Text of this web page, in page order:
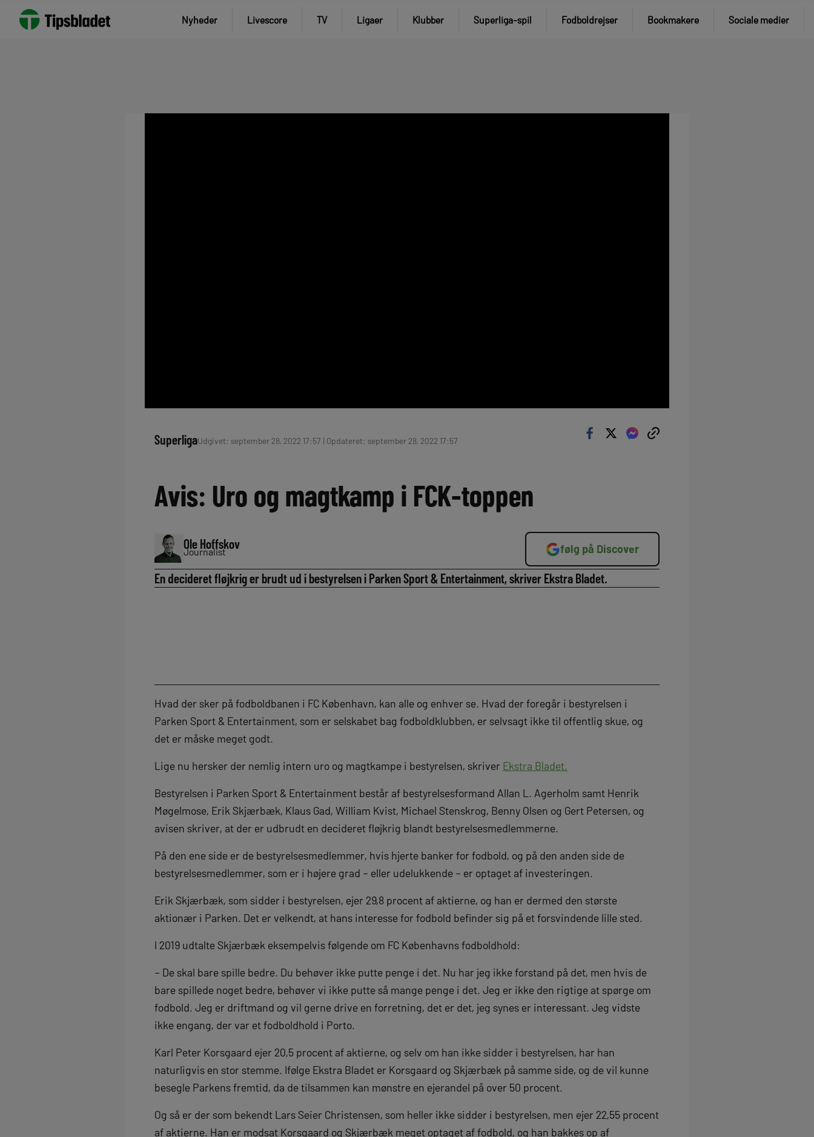
Nyheder Livescore TV Ligaer Klubber Superliga-spil Fodboldrejser Bookmakere Sociale medier
SuperligaUdgivet: september 28, 2022 17:57 | Opdateret: september 28, 2022 17:57
Avis: Uro og magtkamp i FCK-toppen
Ole Hoffskov
Journalist følg på Discover
En decideret fløjkrig er brudt ud i bestyrelsen i Parken Sport & Entertainment, skriver Ekstra Bladet.
Hvad der sker på fodboldbanen i FC København, kan alle og enhver se. Hvad der foregår i bestyrelsen i
Parken Sport & Entertainment, som er selskabet bag fodboldklubben, er selvsagt ikke til offentlig skue, og
det er måske meget godt.
Lige nu hersker der nemlig intern uro og magtkampe i bestyrelsen, skriver Ekstra Bladet.
Bestyrelsen i Parken Sport & Entertainment består af bestyrelsesformand Allan L. Agerholm samt Henrik
Møgelmose, Erik Skjærbæk, Klaus Gad, William Kvist, Michael Stenskrog, Benny Olsen og Gert Petersen, og
avisen skriver, at der er udbrudt en decideret fløjkrig blandt bestyrelsesmedlemmerne.
På den ene side er de bestyrelsesmedlemmer, hvis hjerte banker for fodbold, og på den anden side de
bestyrelsesmedlemmer, som er i højere grad – eller udelukkende – er optaget af investeringen.
Erik Skjærbæk, som sidder i bestyrelsen, ejer 29,8 procent af aktierne, og han er dermed den største
aktionær i Parken. Det er velkendt, at hans interesse for fodbold befinder sig på et forsvindende lille sted.
I 2019 udtalte Skjærbæk eksempelvis følgende om FC Københavns fodboldhold:
– De skal bare spille bedre. Du behøver ikke putte penge i det. Nu har jeg ikke forstand på det, men hvis de
bare spillede noget bedre, behøver vi ikke putte så mange penge i det. Jeg er ikke den rigtige at spørge om
fodbold. Jeg er driftmand og vil gerne drive en forretning, det er det, jeg synes er interessant. Jeg vidste
ikke engang, der var et fodboldhold i Porto.
Karl Peter Korsgaard ejer 20,5 procent af aktierne, og selv om han ikke sidder i bestyrelsen, har han
naturligvis en stor stemme. Ifølge Ekstra Bladet er Korsgaard og Skjærbæk på samme side, og de vil kunne
besegle Parkens fremtid, da de tilsammen kan mønstre en ejerandel på over 50 procent.
Og så er der som bekendt Lars Seier Christensen, som heller ikke sidder i bestyrelsen, men ejer 22,55 procent
af aktierne. Han er modsat Korsgaard og Skjærbæk meget optaget af fodbold, og han bakkes op af